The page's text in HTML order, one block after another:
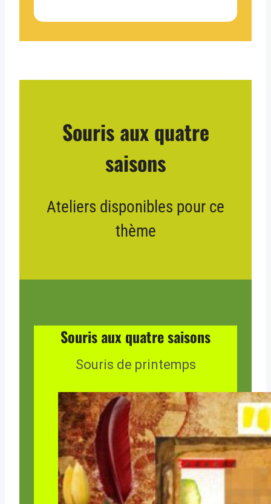
Souris aux quatre
saisons
Ateliers disponibles pour ce
thème
Souris aux quatre saisons
Souris de printemps